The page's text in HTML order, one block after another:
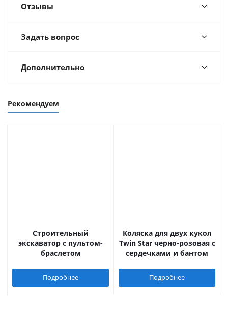
Отзывы
Задать вопрос
Дополнительно
Рекомендуем
Строительный
экскаватор с пультом-
браслетом
Подробнее
Коляска для двух кукол
Twin Star черно-розовая с
сердечками и бантом
Подробнее